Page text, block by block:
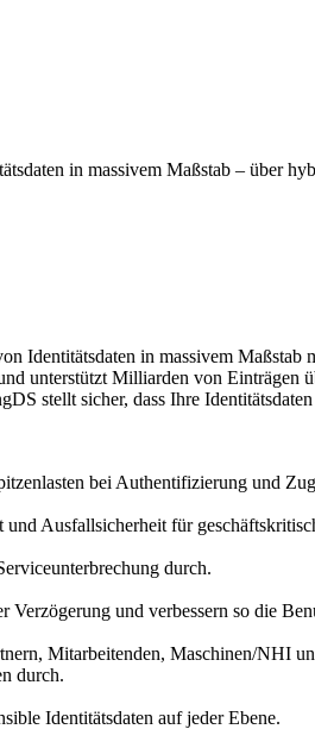
in massivem Maßstab – über
Identitätsdaten in massivem
unterstützt Milliarden von
stellt sicher, dass Ihre
bei Authentifizierung und
Ausfallsicherheit für
durch.
und verbessern so die
Mitarbeitenden, Maschinen/NHI
durch.
Identitätsdaten auf jeder Ebene.